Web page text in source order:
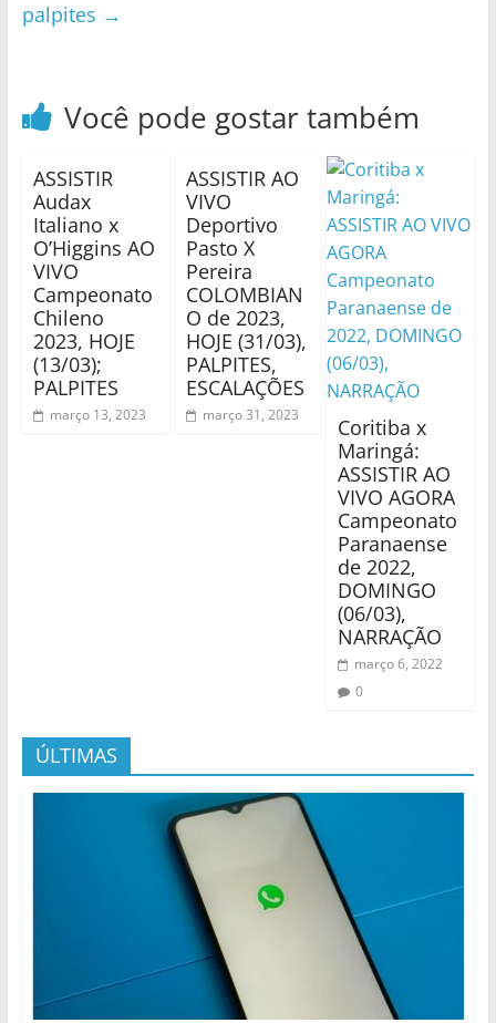
palpites →
Você pode gostar também
ASSISTIR
Audax
Italiano x
O’Higgins AO
VIVO
Campeonato
Chileno
2023, HOJE
(13/03);
PALPITES
março 13, 2023
ASSISTIR AO
VIVO
Deportivo
Pasto X
Pereira
COLOMBIAN
O de 2023,
HOJE (31/03),
PALPITES,
ESCALAÇÕES
março 31, 2023
Coritiba x
Maringá:
ASSISTIR AO
VIVO AGORA
Campeonato
Paranaense
de 2022,
DOMINGO
(06/03),
NARRAÇÃO
março 6, 2022
0
ÚLTIMAS